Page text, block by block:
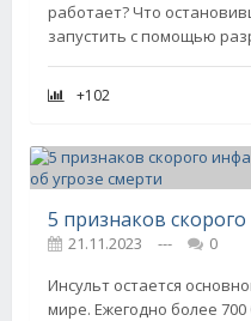
работает? Что
запустить с помощью
+102
21.11.2023 ---
0
Инсульт остается
мире. Ежегодно более